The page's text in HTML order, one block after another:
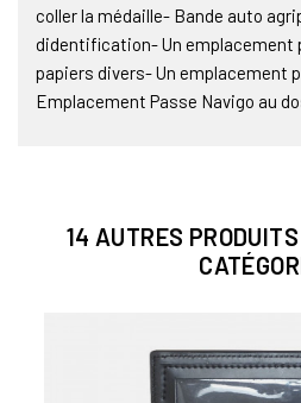
coller la médaille- Bande auto
didentification- Un emplacement
papiers divers- Un emplacement
Emplacement Passe Navigo au
14 AUTRES